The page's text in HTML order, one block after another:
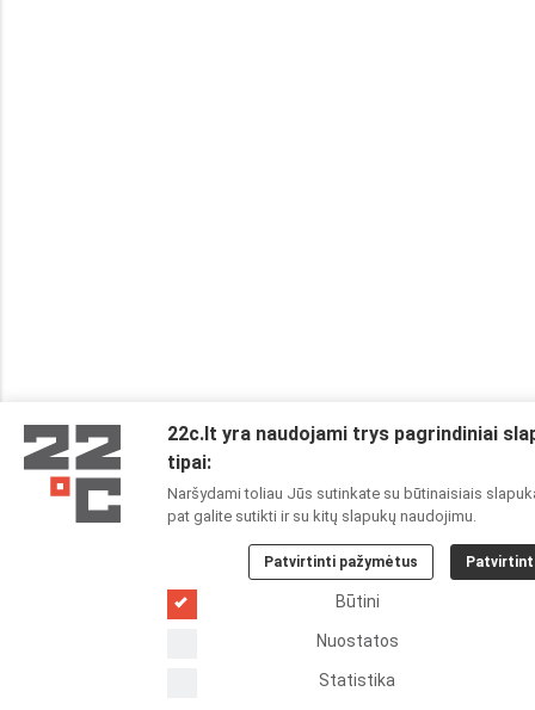
22c.lt yra naudojami trys pagrindiniai
tipai:
Naršydami toliau Jūs sutinkate su būtinaisiais
pat galite sutikti ir su kitų slapukų naudojimu.
Patvirtinti pažymėtus
Būtini
Nuostatos
Statistika